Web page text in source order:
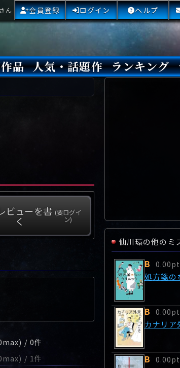
ん 会員登録 ログイン ヘルプ
品 人気・話題作 ランキング
ビューを書
く
(要ログイ
ン)
/ 0件
/ 1件
仙川環の他のミ
B 0.00pt
処方箋の
B 0.00pt
カナリア
B 0.00pt